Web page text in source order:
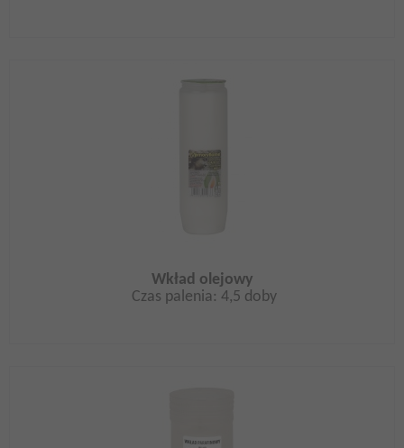
Wkład olejowy
Czas palenia: 4,5 doby